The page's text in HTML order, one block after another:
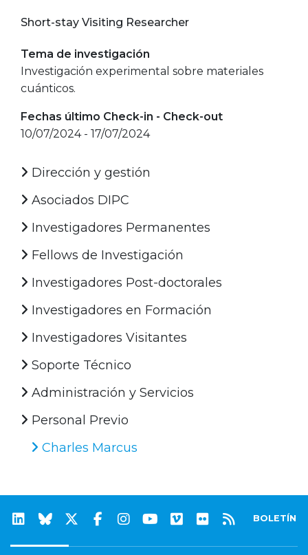
Short-stay Visiting Researcher
Tema de investigación
Investigación experimental sobre materiales
cuánticos.
Fechas último Check-in - Check-out
10/07/2024 - 17/07/2024
Dirección y gestión
Asociados DIPC
Investigadores Permanentes
Fellows de Investigación
Investigadores Post-doctorales
Investigadores en Formación
Investigadores Visitantes
Soporte Técnico
Administración y Servicios
Personal Previo
Charles Marcus
BOLETÍN